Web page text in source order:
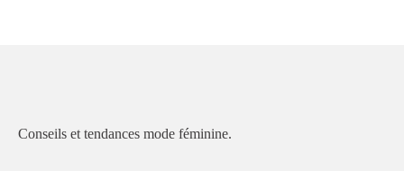
Conseils et tendances mode féminine.